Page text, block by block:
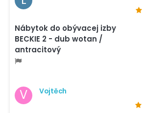
Nábytok do obývacej izby
BECKIE 2 - dub wotan /
antracitový
V Vojtěch